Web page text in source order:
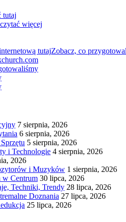
tutaj
więcej
tutajZobacz, co
7 sierpnia, 2026
6 sierpnia, 2026
5 sierpnia, 2026
i Technologie 4 sierpnia, 2026
2026
i Muzyków 1 sierpnia, 2026
w Centrum 30 lipca, 2026
Techniki, Trendy 28 lipca, 2026
Doznania 27 lipca, 2026
25 lipca, 2026